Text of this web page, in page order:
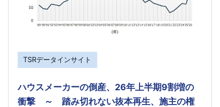
TSRデータインサイト
ハウスメーカーの倒産、26年上半期9割増の
衝撃 ～ 踏み切れない抜本再生、施主の権